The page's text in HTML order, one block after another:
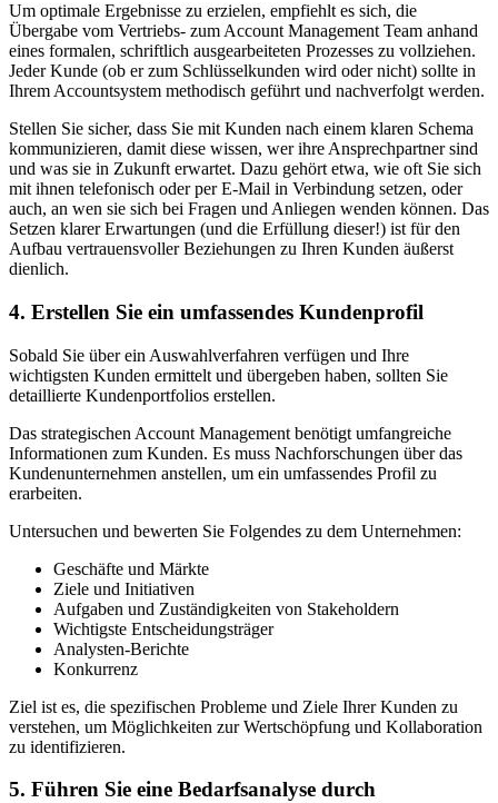
Um optimale Ergebnisse zu erzielen, empfiehlt es sich, die
Übergabe vom Vertriebs- zum Account Management Team anhand
eines formalen, schriftlich ausgearbeiteten Prozesses zu vollziehen.
Jeder Kunde (ob er zum Schlüsselkunden wird oder nicht) sollte in
Ihrem Accountsystem methodisch geführt und nachverfolgt werden.
Stellen Sie sicher, dass Sie mit Kunden nach einem klaren Schema
kommunizieren, damit diese wissen, wer ihre Ansprechpartner sind
und was sie in Zukunft erwartet. Dazu gehört etwa, wie oft Sie sich
mit ihnen telefonisch oder per E-Mail in Verbindung setzen, oder
auch, an wen sie sich bei Fragen und Anliegen wenden können. Das
Setzen klarer Erwartungen (und die Erfüllung dieser!) ist für den
Aufbau vertrauensvoller Beziehungen zu Ihren Kunden äußerst
dienlich.
4. Erstellen Sie ein umfassendes Kundenprofil
Sobald Sie über ein Auswahlverfahren verfügen und Ihre
wichtigsten Kunden ermittelt und übergeben haben, sollten Sie
detaillierte Kundenportfolios erstellen.
Das strategischen Account Management benötigt umfangreiche
Informationen zum Kunden. Es muss Nachforschungen über das
Kundenunternehmen anstellen, um ein umfassendes Profil zu
erarbeiten.
Untersuchen und bewerten Sie Folgendes zu dem Unternehmen:
Geschäfte und Märkte
Ziele und Initiativen
Aufgaben und Zuständigkeiten von Stakeholdern
Wichtigste Entscheidungsträger
Analysten-Berichte
Konkurrenz
Ziel ist es, die spezifischen Probleme und Ziele Ihrer Kunden zu
verstehen, um Möglichkeiten zur Wertschöpfung und Kollaboration
zu identifizieren.
5. Führen Sie eine Bedarfsanalyse durch